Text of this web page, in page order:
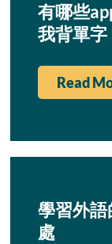
有哪些
我背單字
Read
學習外
處